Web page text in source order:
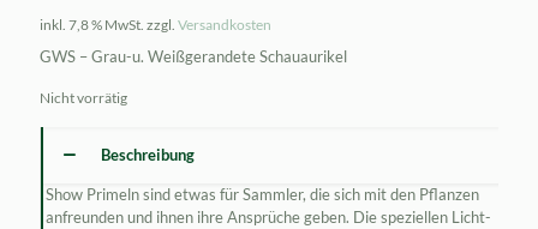
inkl. 7,8 % MwSt. zzgl. Versandkosten
GWS – Grau-u. Weißgerandete Schauaurikel
Nicht vorrätig
Beschreibung
Show Primeln sind etwas für Sammler, die sich mit den Pflanzen
anfreunden und ihnen ihre Ansprüche geben. Die speziellen Licht-